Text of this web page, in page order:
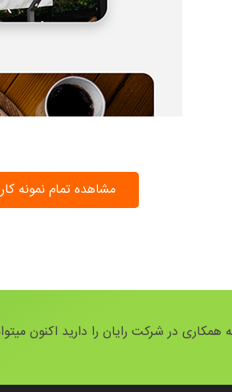
مشاهده تمام نمونه
در شرکت رایان را دارید اکنون